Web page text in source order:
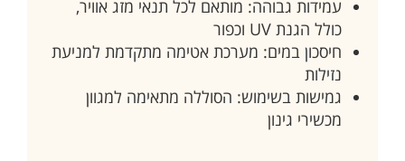
עמידות גבוהה: מותאם לכל תנאי מזג אוויר,
כולל הגנת UV וכפור
חיסכון במים: מערכת אטימה מתקדמת למניעת
נזילות
גמישות בשימוש: הסוללה מתאימה למגוון
מכשירי גינון